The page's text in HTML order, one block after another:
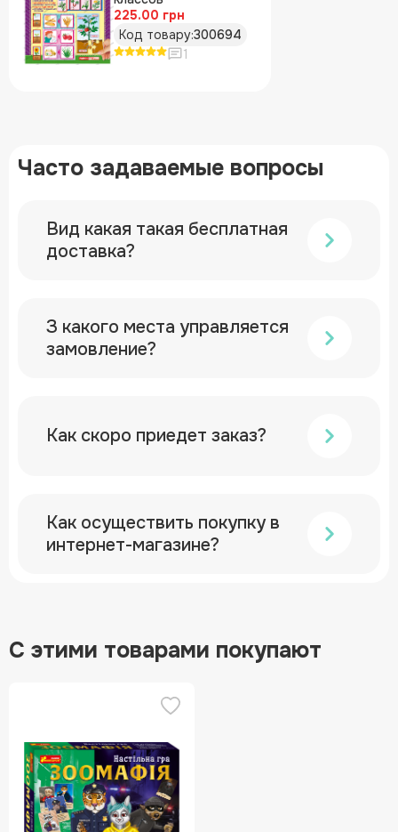
225.00 грн
Код товару:300694
1
Часто задаваемые вопросы
Вид какая такая бесплатная
доставка?
З какого места управляется
замовление?
Как скоро приедет заказ?
Как осуществить покупку в
интернет-магазине?
С этими товарами покупают